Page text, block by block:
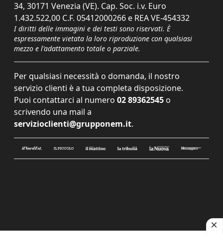
34, 30171 Venezia (VE). Cap. Soc. i.v. Euro
1.432.522,00 C.F. 05412000266 e REA VE-454332
I diritti delle immagini e dei testi sono riservati. È
espressamente vietata la loro riproduzione con qualsiasi
mezzo e l'adattamento totale o parziale.
Per qualsiasi necessità o domanda, il nostro
servizio clienti è a tua completa disposizione.
Puoi contattarci al numero 02 89362545 o
scrivendo una mail a
servizioclienti@grupponem.it.